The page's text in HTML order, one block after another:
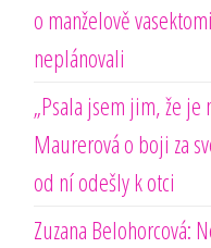
o manželově
neplánovali
„Psala jsem jim, že
Maurerová o boji za
od ní odešly k otci
Zuzana Belohorcová: